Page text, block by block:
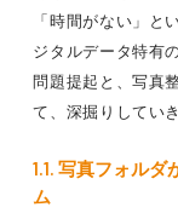
「時間がない」と
ジタルデータ特有
問題提起と、写真
て、深掘りしてい
1.1. 写真フォル
ム